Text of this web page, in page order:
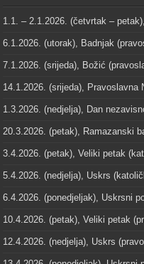
1.1. – 2.1.2026. (četvrtak –
6.1.2026. (utorak), Badnjak
7.1.2026. (srijeda), Božić
14.1.2026. (srijeda), Pravoslavna
1.3.2026. (nedjelja), Dan
20.3.2026. (petak), Ramazanski
3.4.2026. (petak), Veliki petak
5.4.2026. (nedjelja), Uskrs
6.4.2026. (ponedjeljak), Uskrsni
10.4.2026. (petak), Veliki petak
12.4.2026. (nedjelja), Uskrs